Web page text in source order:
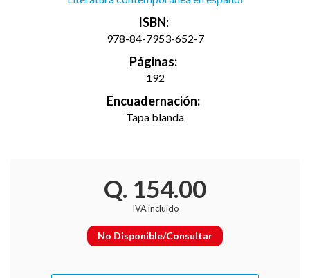
ISBN:
978-84-7953-652-7
Páginas:
192
Encuadernación:
Tapa blanda
Q. 154.00
IVA incluido
No Disponible/Consultar